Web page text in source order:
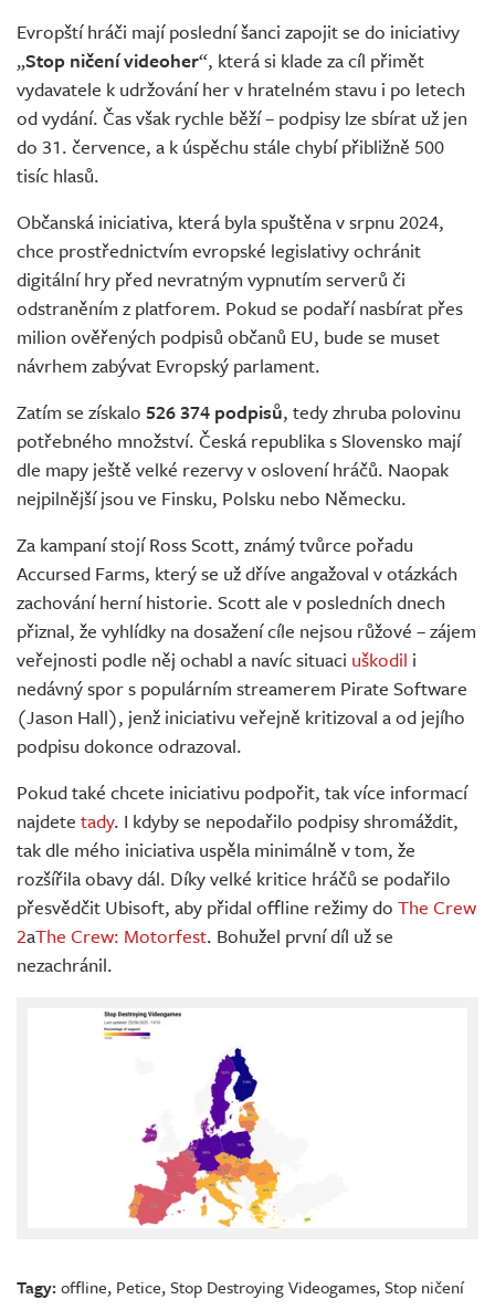
Živě
Evropští hráči mají poslední šanci zapojit se do iniciativy
„Stop ničení videoher“, která si klade za cíl přimět
vydavatele k udržování her v hratelném stavu i po letech
od vydání. Čas však rychle běží – podpisy lze sbírat už jen
do 31. července, a k úspěchu stále chybí přibližně 500
tisíc hlasů.
Občanská iniciativa, která byla spuštěna v srpnu 2024,
chce prostřednictvím evropské legislativy ochránit
digitální hry před nevratným vypnutím serverů či
odstraněním z platforem. Pokud se podaří nasbírat přes
milion ověřených podpisů občanů EU, bude se muset
návrhem zabývat Evropský parlament.
Zatím se získalo 526 374 podpisů, tedy zhruba polovinu
potřebného množství. Česká republika s Slovensko mají
dle mapy ještě velké rezervy v oslovení hráčů. Naopak
nejpilnější jsou ve Finsku, Polsku nebo Německu.
Za kampaní stojí Ross Scott, známý tvůrce pořadu
Accursed Farms, který se už dříve angažoval v otázkách
zachování herní historie. Scott ale v posledních dnech
přiznal, že vyhlídky na dosažení cíle nejsou růžové – zájem
veřejnosti podle něj ochabl a navíc situaci uškodil i
nedávný spor s populárním streamerem Pirate Software
(Jason Hall), jenž iniciativu veřejně kritizoval a od jejího
podpisu dokonce odrazoval.
Pokud také chcete iniciativu podpořit, tak více informací
najdete tady. I kdyby se nepodařilo podpisy shromáždit,
tak dle mého iniciativa uspěla minimálně v tom, že
rozšířila obavy dál. Díky velké kritice hráčů se podařilo
přesvědčit Ubisoft, aby přidal offline režimy do The Crew
2aThe Crew: Motorfest. Bohužel první díl už se
nezachránil.
Tagy:offline, Petice,Stop Destroying Videogames,Stop ničení